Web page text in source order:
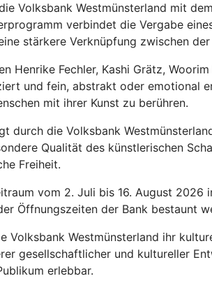
Volksbank Westmünsterland mit
verbindet die Vergabe
stärkere Verknüpfung zwischen
Henrike Fechler, Kashi Grätz,
und fein, abstrakt oder emotional
mit ihrer Kunst zu berühren.
durch die Volksbank
Qualität des künstlerischen
Freiheit.
vom 2. Juli bis 16. August
Öffnungszeiten der Bank bestaunt
Volksbank Westmünsterland ihr
gesellschaftlicher und kultureller
erlebbar.